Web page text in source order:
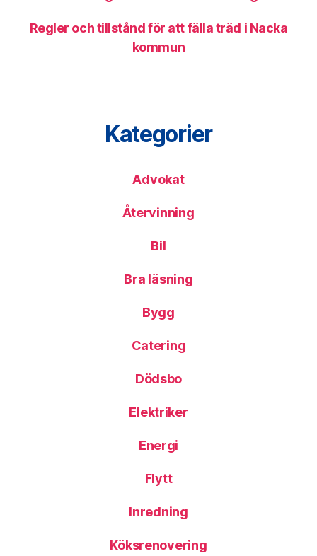
Regler och tillstånd för att fälla träd i Nacka
kommun
Kategorier
Advokat
Återvinning
Bil
Bra läsning
Bygg
Catering
Dödsbo
Elektriker
Energi
Flytt
Inredning
Köksrenovering